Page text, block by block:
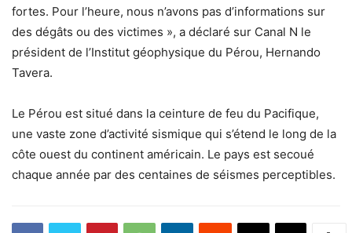
fortes. Pour l’heure, nous n’avons pas d’informations sur
des dégâts ou des victimes », a déclaré sur Canal N le
président de l’Institut géophysique du Pérou, Hernando
Tavera.
Le Pérou est situé dans la ceinture de feu du Pacifique,
une vaste zone d’activité sismique qui s’étend le long de la
côte ouest du continent américain. Le pays est secoué
chaque année par des centaines de séismes perceptibles.